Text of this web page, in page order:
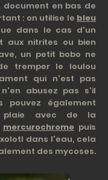
en bas de
: on utilise le bleu
dans le cas d'un
aux nitrites ou bien
un petit bobo ne
tremper le loulou
qui n'est pas
abusez pas s'il
pouvez également
plaie avec de la
mercurochrome puis
dans l'eau, cela
des mycoses.